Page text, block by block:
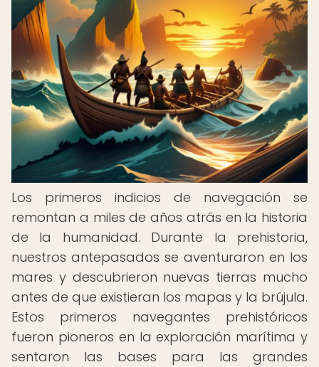
Los primeros indicios de navegación se
remontan a miles de años atrás en la historia
de la humanidad. Durante la prehistoria,
nuestros antepasados ​​se aventuraron en los
mares y descubrieron nuevas tierras mucho
antes de que existieran los mapas y la brújula.
Estos primeros navegantes prehistóricos
fueron pioneros en la exploración marítima y
sentaron las bases para las grandes